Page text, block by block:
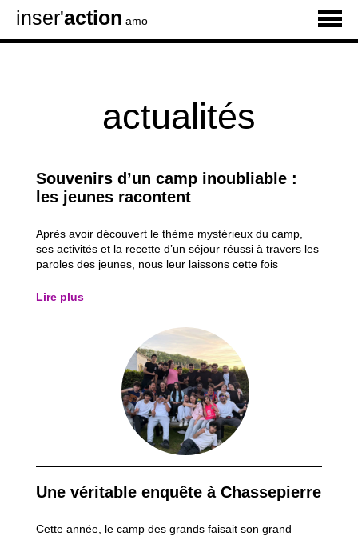
inser'action amo
actualités
Souvenirs d’un camp inoubliable :
les jeunes racontent
Après avoir découvert le thème mystérieux du camp,
ses activités et la recette d’un séjour réussi à travers les
paroles des jeunes, nous leur laissons cette fois
participants, découvrez les moments qui les ont le plus
Lire plus
Une véritable enquête à Chassepierre
Cette année, le camp des grands faisait son grand